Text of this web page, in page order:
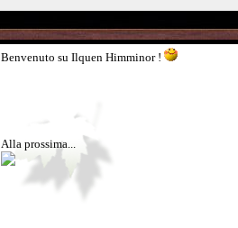
Benvenuto su Ilquen Himminor !
Alla prossima...